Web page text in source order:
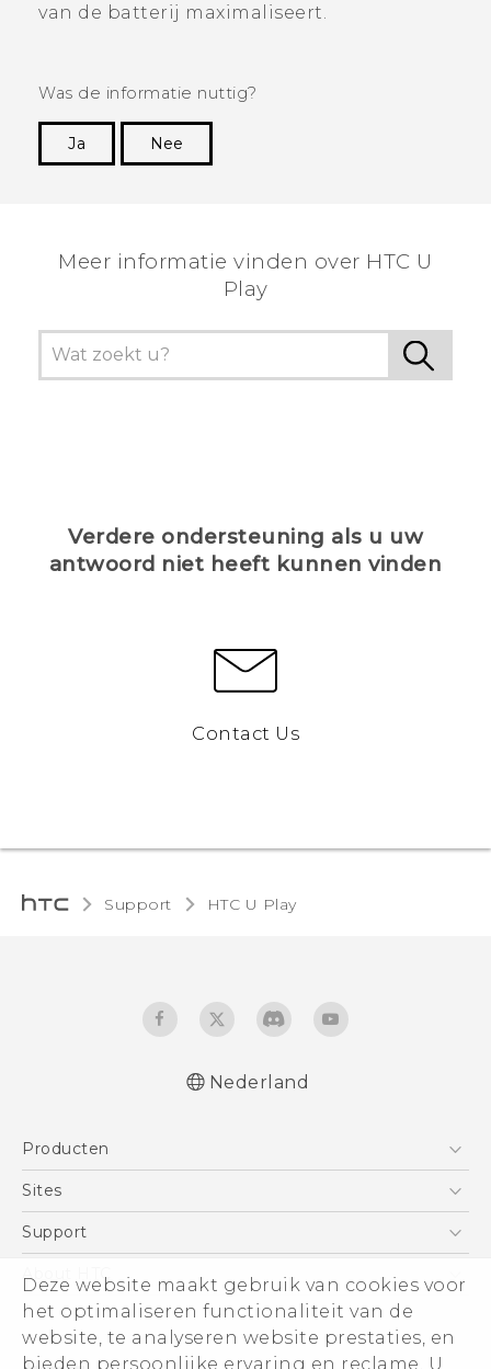
Deze website maakt gebruik van cookies voor
het optimaliseren functionaliteit van de
website, te analyseren website prestaties, en
bieden persoonlijke ervaring en reclame. U
van de batterij maximaliseert.
Was de informatie nuttig?
Ja
Nee
Meer informatie vinden over HTC U
Play
Verdere ondersteuning als u uw
antwoord niet heeft kunnen vinden
Contact Us
Support HTC U Play‎
Nederlands - Gebruikershandleiding
wettelijke voorschriften
Deutsch - Informationen zur Sicherheit und
behördliche Bestimmungen
English - Quick start guide
Nederland
Producten
Telefoons
Vive
Accessoires
Sites
HTC Vive
Aan de slag
Support
Support voor eCommerce
About HTC
ESG
Informatie over het bedrijf